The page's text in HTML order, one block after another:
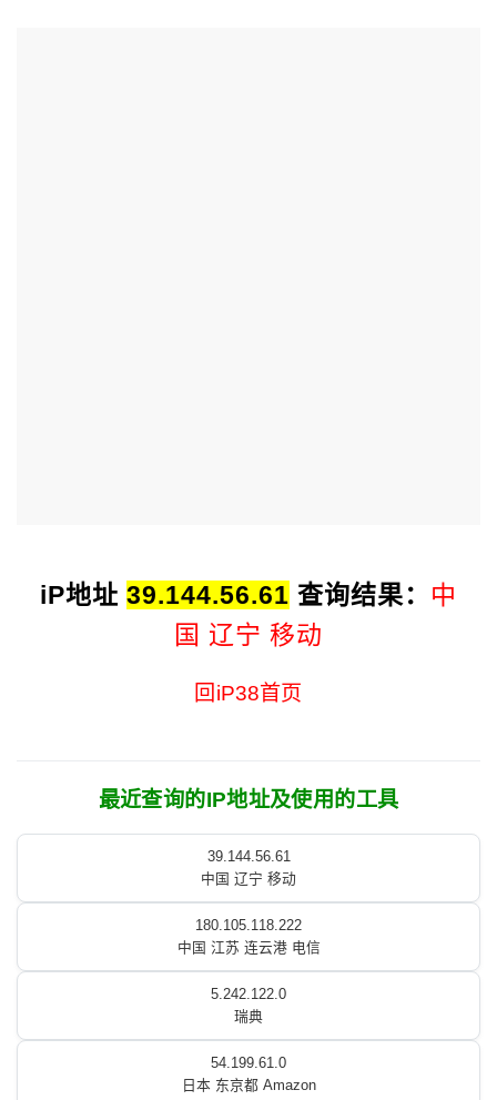
iP地址 39.144.56.61 查询结果： 中
国 辽宁 移动
回iP38首页
最近查询的IP地址及使用的工具
39.144.56.61
中国 辽宁 移动
180.105.118.222
中国 江苏 连云港 电信
5.242.122.0
瑞典
54.199.61.0
日本 东京都 Amazon